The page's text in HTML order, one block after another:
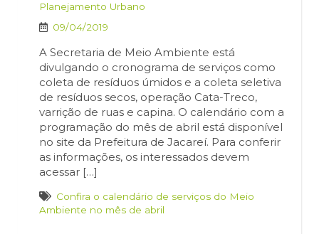
Planejamento Urbano
09/04/2019
A Secretaria de Meio Ambiente está
divulgando o cronograma de serviços como
coleta de resíduos úmidos e a coleta seletiva
de resíduos secos, operação Cata-Treco,
varrição de ruas e capina. O calendário com a
programação do mês de abril está disponível
no site da Prefeitura de Jacareí. Para conferir
as informações, os interessados devem
acessar […]
Confira o calendário de serviços do Meio
Ambiente no mês de abril